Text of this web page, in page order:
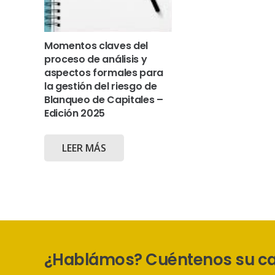
Momentos claves del
proceso de análisis y
aspectos formales para
la gestión del riesgo de
Blanqueo de Capitales –
Edición 2025
LEER MÁS
¿Hablámos? Cuéntenos su